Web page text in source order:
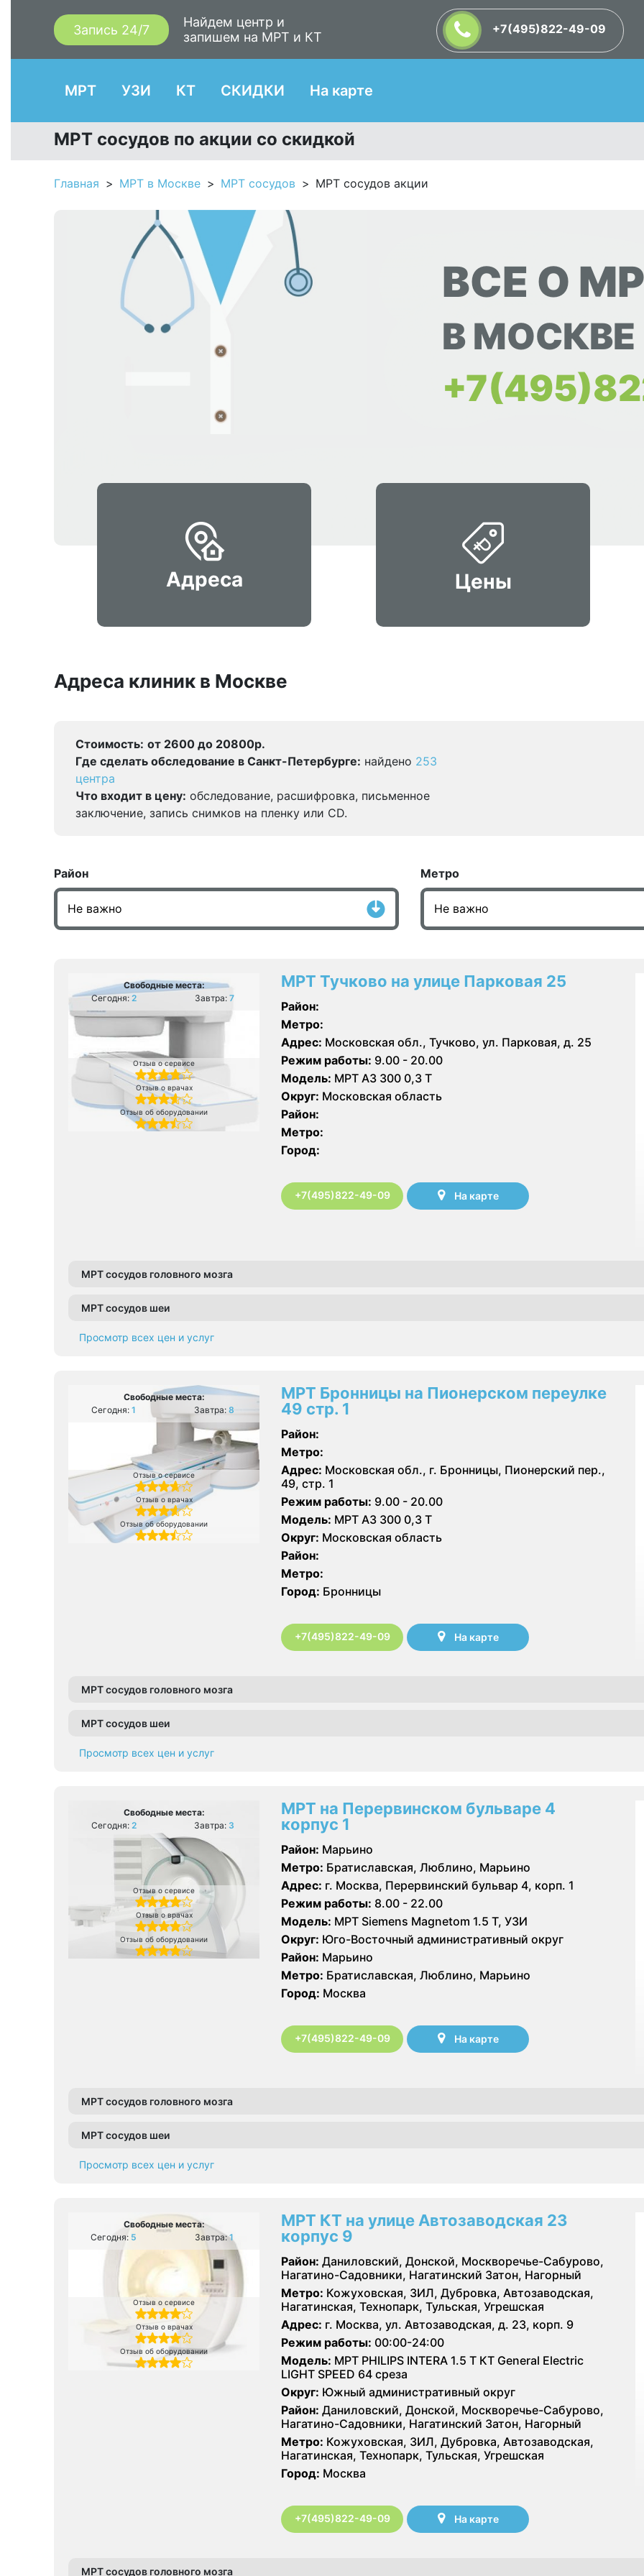
Запись 24/7
Найдем центр и
запишем на МРТ и КТ
+7(495)822-49-09
МРТ УЗИ КТ СКИДКИ На карте
МРТ сосудов по акции со скидкой
Главная МРТ в Москве МРТ сосудов МРТ сосудов акции
ВСЕ О
В МОСКВЕ
Адреса Цены
Адреса клиник в Москве
Стоимость: от 2600 до 20800р.
Где сделать обследование в Санкт-Петербурге: найдено 253
центра
Что входит в цену: обследование, расшифровка, письменное
заключение, запись снимков на пленку или CD.
Район Метро
Свободные места:
Сегодня: 2 Завтра: 7
Отзыв о сервисе
Отзыв о врачах
Отзыв об оборудовании
МРТ Тучково на улице Парковая 25
Район:
Метро:
Адрес: Московская обл., Тучково, ул. Парковая, д. 25
Режим работы: 9.00 - 20.00
Модель: МРТ АЗ 300 0,3 Т
Округ: Московская область
Район:
Метро:
Город:
+7(495)822-49-09 На карте
МРТ сосудов головного мозга
МРТ сосудов шеи
Просмотр всех цен и услуг
Свободные места:
Сегодня: 1 Завтра: 8
Отзыв о сервисе
Отзыв о врачах
Отзыв об оборудовании
МРТ Бронницы на Пионерском переулке
49 стр. 1
Район:
Метро:
Адрес: Московская обл., г. Бронницы, Пионерский пер.,
49, стр. 1
Режим работы: 9.00 - 20.00
Модель: МРТ АЗ 300 0,3 Т
Округ: Московская область
Район:
Метро:
Город: Бронницы
+7(495)822-49-09 На карте
МРТ сосудов головного мозга
МРТ сосудов шеи
Просмотр всех цен и услуг
Свободные места:
Сегодня: 2 Завтра: 3
Отзыв о сервисе
Отзыв о врачах
Отзыв об оборудовании
МРТ на Перервинском бульваре 4
корпус 1
Район: Марьино
Метро: Братиславская, Люблино, Марьино
Адрес: г. Москва, Перервинский бульвар 4, корп. 1
Режим работы: 8.00 - 22.00
Модель: МРТ Siemens Magnetom 1.5 Т, УЗИ
Округ: Юго-Восточный административный округ
Район: Марьино
Метро: Братиславская, Люблино, Марьино
Город: Москва
+7(495)822-49-09 На карте
МРТ сосудов головного мозга
МРТ сосудов шеи
Просмотр всех цен и услуг
Свободные места:
Сегодня: 5 Завтра:1
Отзыв о сервисе
Отзыв о врачах
Отзыв об оборудовании
МРТ КТ на улице Автозаводская 23
корпус 9
Район: Даниловский, Донской, Москворечье-Сабурово,
Нагатино-Садовники, Нагатинский Затон, Нагорный
Метро: Кожуховская, ЗИЛ, Дубровка, Автозаводская,
Нагатинская, Технопарк, Тульская, Угрешская
Адрес: г. Москва, ул. Автозаводская, д. 23, корп. 9
Режим работы: 00:00-24:00
Модель: МРТ PHILIPS INTERA 1.5 T КТ General Electric
LIGHT SPEED 64 среза
Округ: Южный административный округ
Район: Даниловский, Донской, Москворечье-Сабурово,
Нагатино-Садовники, Нагатинский Затон, Нагорный
Метро: Кожуховская, ЗИЛ, Дубровка, Автозаводская,
Нагатинская, Технопарк, Тульская, Угрешская
Город: Москва
+7(495)822-49-09 На карте
МРТ сосудов головного мозга